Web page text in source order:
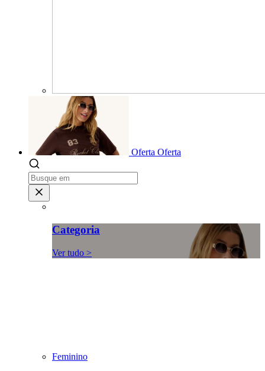
Oferta Oferta
Categoria
Ver tudo >
Feminino